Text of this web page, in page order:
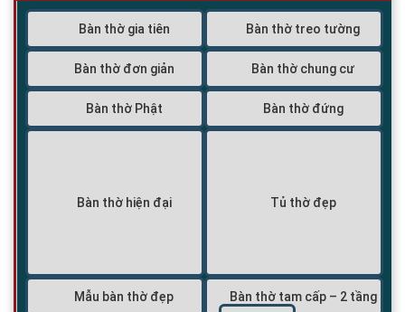
Bàn thờ gia tiên Bàn thờ treo tường
Bàn thờ đơn giản Bàn thờ chung cư
Bàn thờ Phật Bàn thờ đứng
Bàn thờ hiện đại Tủ thờ đẹp
Mẫu bàn thờ đẹp Bàn thờ tam cấp – 2 tầng